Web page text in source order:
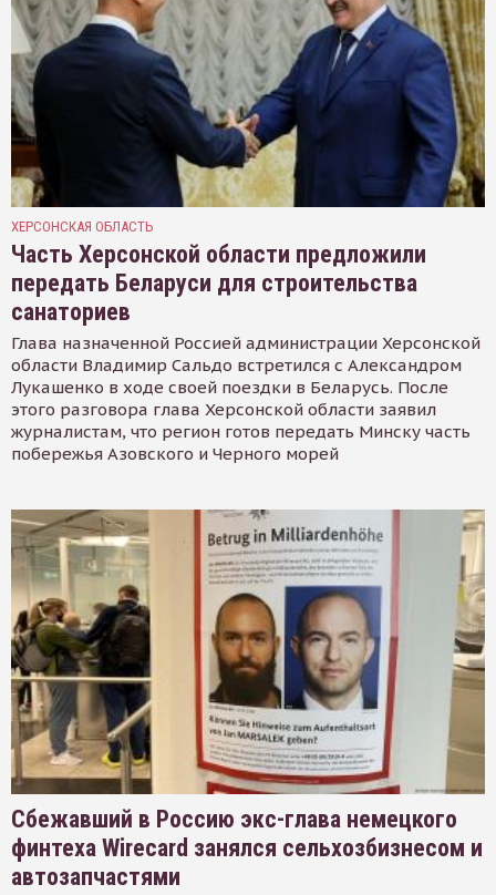
ХЕРСОНСКАЯ ОБЛАСТЬ
Часть Херсонской области предложили
передать Беларуси для строительства
санаториев
Глава назначенной Россией администрации Херсонской
области Владимир Сальдо встретился с Александром
Лукашенко в ходе своей поездки в Беларусь. После
этого разговора глава Херсонской области заявил
журналистам, что регион готов передать Минску часть
побережья Азовского и Черного морей
Сбежавший в Россию экс-глава немецкого
финтеха Wirecard занялся сельхозбизнесом и
автозапчастями